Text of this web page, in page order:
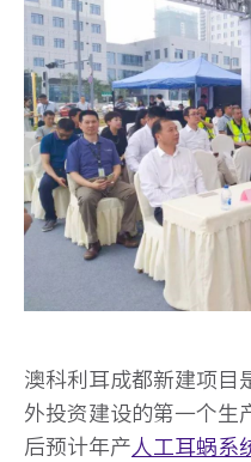
澳科利耳成都新建项目
外投资建设的第一个生
后预计年产人工耳蜗系